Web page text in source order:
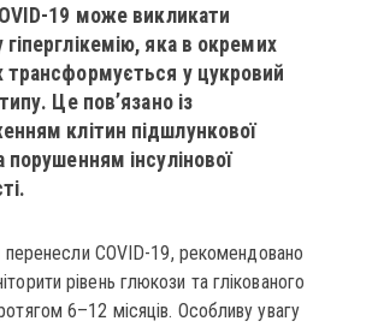
19 може викликати
гіперглікемію, яка в окремих
трансформується у цукровий
Це пов’язано із
клітин підшлункової
порушенням інсулінової
перенесли COVID-19, рекомендовано
рівень глюкози та глікованого
6–12 місяців. Особливу увагу